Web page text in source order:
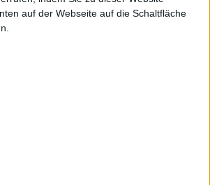
auf der Webseite auf die Schaltfläche
oder eine Karnevals-Kämpferin –
übers Kingdom of Metal